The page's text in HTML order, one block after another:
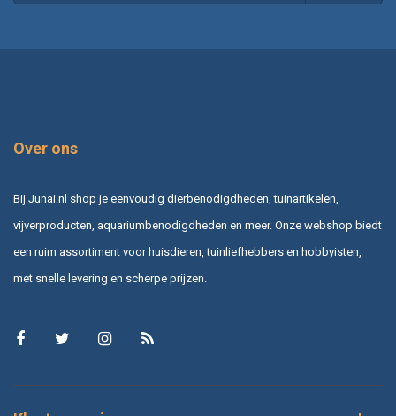
Over ons
Bij Junai.nl shop je eenvoudig dierbenodigdheden, tuinartikelen,
vijverproducten, aquariumbenodigdheden en meer. Onze webshop biedt
een ruim assortiment voor huisdieren, tuinliefhebbers en hobbyisten,
met snelle levering en scherpe prijzen.